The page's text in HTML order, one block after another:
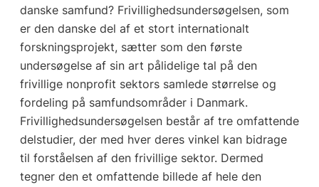
danske samfund? Frivillighedsundersøgelsen, som
er den danske del af et stort internationalt
forskningsprojekt, sætter som den første
undersøgelse af sin art pålidelige tal på den
frivillige nonprofit sektors samlede størrelse og
fordeling på samfundsområder i Danmark.
Frivillighedsundersøgelsen består af tre omfattende
delstudier, der med hver deres vinkel kan bidrage
til forståelsen af den frivillige sektor. Dermed
tegner den et omfattende billede af hele den